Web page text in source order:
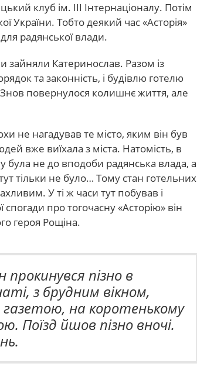
клуб ім. III Інтернаціоналу. Потім
України. Тобто деякий час «Асторія»
радянської влади.
зайняли Катеринослав. Разом із
та законність, і будівлю готелю
повернулося колишнє життя, але
не нагадував те місто, яким він був
вже виїхала з міста. Натомість, в
була не до вподоби радянська влада, а
тільки не було… Тому стан готельних
У ті ж часи тут побував і
про тогочасну «Асторію» він
героя Рощіна.
пізно в
з брудним вікном,
на коротенькому
Поїзд йшов пізно вночі.